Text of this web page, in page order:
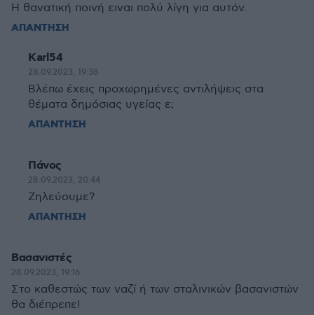
Η θανατική ποινή ειναι πολύ λίγη για αυτόν.
ΑΠΑΝΤΗΣΗ
Karl54
28.09.2023, 19:38
Βλέπω έχεις προχωρημένες αντιλήψεις στα
θέματα δημόσιας υγείας ε;
ΑΠΑΝΤΗΣΗ
Πάνος
28.09.2023, 20:44
Ζηλεύουμε?
ΑΠΑΝΤΗΣΗ
Βασανιστές
28.09.2023, 19:16
Στο καθεστώς των ναζί ή των σταλινικών βασανιστών
θα διέπρεπε!